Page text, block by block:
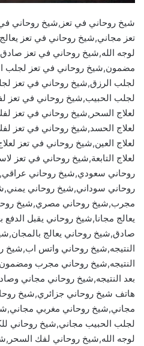
شيخ روحاني في تعز,شيخ روحاني
تعز مجاني,شيخ روحاني في تعز
لوجه الله,شيخ روحاني في تعز
مضمون,شيخ روحاني في تعز لجلب
لجلب الرزق,شيخ روحاني في تعز
لجلب الحبيب,شيخ روحاني في تعز
لعلاج السحر,شيخ روحاني في تعز
لعلاج الحسد,شيخ روحاني في تعز
لعلاج العين,شيخ روحاني في تعز
لعلاج التابعة,شيخ روحاني في تعز
روحاني سعودي,شيخ روحاني
روحاني سوداني,شيخ روحاني
مجرب,شيخ روحاني مصري,شيخ
يعالج مجانا,شيخ روحاني يقبل
صادق,شيخ روحاني يعالج
النتيجه,شيخ روحاني واتس اب,شيخ
النتيجه,شيخ روحاني مجرب
بعد النتيجه,شيخ روحاني مجاني
هاتف شيخ روحاني جزائري,شيخ
مجاني,شيخ روحاني مغربي
لجلب الحبيب مجاني,شيخ روحاني
لوجه الله,شيخ روحاني لفك